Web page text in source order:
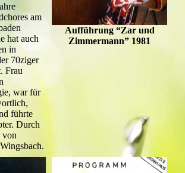
am
hat auch
in
70ziger
Frau
war für
führte
Durch
von
Aufführung “Zar und
Zimmermann” 1981